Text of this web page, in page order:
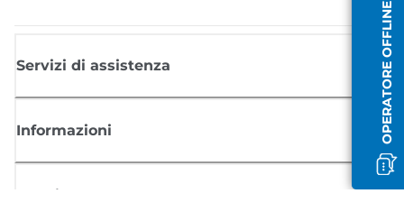
OPERATORE OFFLINE
Servizi di assistenza
Informazioni
Acquisto